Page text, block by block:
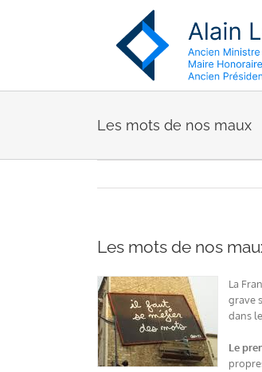
Les mots de nos maux
Les mots de nos
La
grave
dans
Le